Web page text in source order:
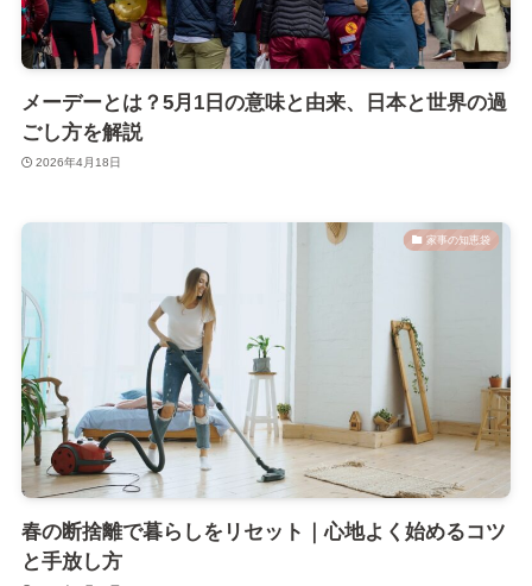
メーデーとは？5月1日の意味と由来、日本と世界の過
ごし方を解説
2026年4月18日
家事の知恵袋
春の断捨離で暮らしをリセット｜心地よく始めるコツ
と手放し方